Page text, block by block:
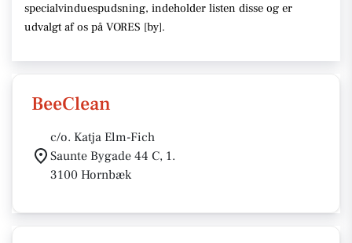
specialvinduespudsning, indeholder listen disse og er
udvalgt af os på VORES [by].
BeeClean
c/o. Katja Elm-Fich
Saunte Bygade 44 C, 1.
3100 Hornbæk